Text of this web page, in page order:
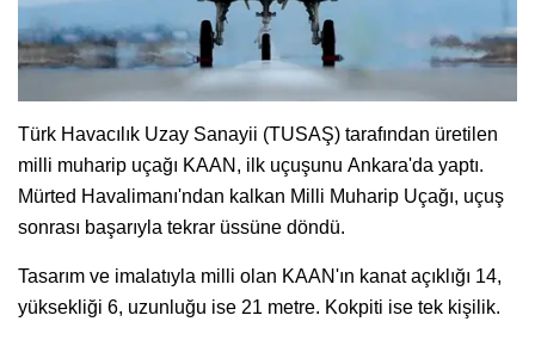
Türk Havacılık Uzay Sanayii (TUSAŞ) tarafından üretilen
milli muharip uçağı KAAN, ilk uçuşunu Ankara'da yaptı.
Mürted Havalimanı'ndan kalkan Milli Muharip Uçağı, uçuş
sonrası başarıyla tekrar üssüne döndü.
Tasarım ve imalatıyla milli olan KAAN'ın kanat açıklığı 14,
yüksekliği 6, uzunluğu ise 21 metre. Kokpiti ise tek kişilik.